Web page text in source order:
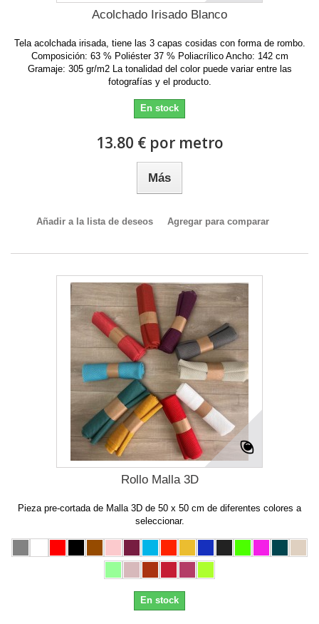
Acolchado Irisado Blanco
Tela acolchada irisada, tiene las 3 capas cosidas con forma de rombo.
Composición: 63 % Poliéster 37 % Poliacrílico Ancho: 142 cm
Gramaje: 305 gr/m2 La tonalidad del color puede variar entre las
fotografías y el producto.
En stock
13.80 € por metro
Más
Añadir a la lista de deseos Agregar para comparar
Rollo Malla 3D
Pieza pre-cortada de Malla 3D de 50 x 50 cm de diferentes colores a
seleccionar.
En stock